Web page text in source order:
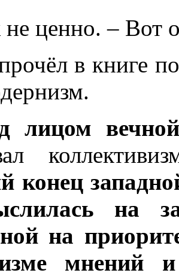
ценно. – Вот
в книге
лицом
конец
на
на
мнений